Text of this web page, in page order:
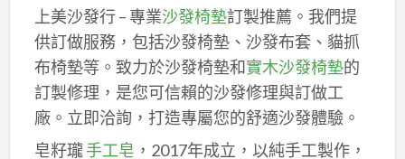
上美沙發行 – 專業沙發椅墊訂製推薦。我們提
供訂做服務，包括沙發椅墊、沙發布套、貓抓
布椅墊等。致力於沙發椅墊和實木沙發椅墊的
訂製修理，是您可信賴的沙發修理與訂做工
廠。立即洽詢，打造專屬您的舒適沙發體驗。
皂籽瓏手工皂 ，2017年成立，以純手工製作，